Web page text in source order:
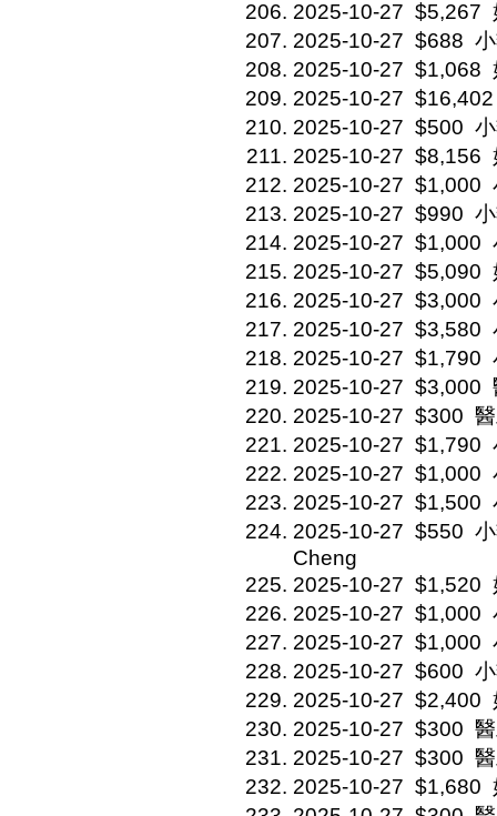
2025-10-27 $5,267
2025-10-27 $688
2025-10-27 $1,068
2025-10-27 $16,402
2025-10-27 $500
2025-10-27 $8,156
2025-10-27 $1,000
2025-10-27 $990
2025-10-27 $1,000
2025-10-27 $5,090
2025-10-27 $3,000
2025-10-27 $3,580
2025-10-27 $1,790
2025-10-27 $3,000
2025-10-27 $300
2025-10-27 $1,790
2025-10-27 $1,000
2025-10-27 $1,500
2025-10-27 $550
Cheng
2025-10-27 $1,520
2025-10-27 $1,000
2025-10-27 $1,000
2025-10-27 $600
2025-10-27 $2,400
2025-10-27 $300
2025-10-27 $300
2025-10-27 $1,680